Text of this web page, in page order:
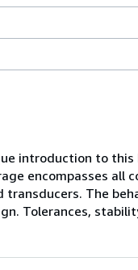
introduction to
encompasses
The
Tolerances,